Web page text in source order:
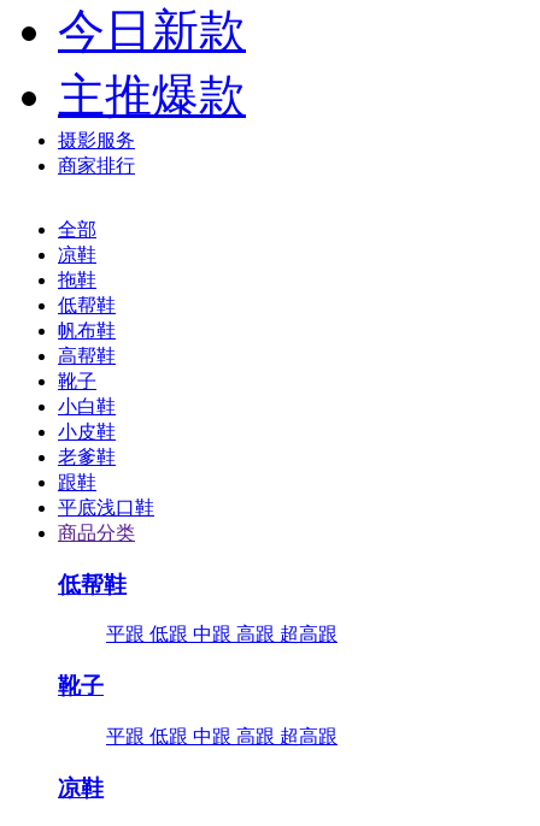
今日新款
主推爆款
摄影服务
商家排行
全部
凉鞋
拖鞋
低帮鞋
帆布鞋
高帮鞋
靴子
小白鞋
小皮鞋
老爹鞋
跟鞋
平底浅口鞋
商品分类
低帮鞋
平跟 低跟 中跟 高跟 超高跟
靴子
平跟 低跟 中跟 高跟 超高跟
凉鞋